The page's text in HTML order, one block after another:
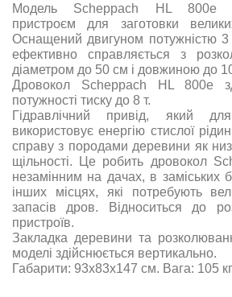
Модель Scheppach HL 800e
пристроєм для заготовки
Оснащений двигуном потужністю 3
ефективно справляється з
діаметром до 50 см і довжиною до
Дровокол Scheppach HL 800e
потужності тиску до 8 т.
Гідравлічний привід, який
використовує енергію стислої
справу з породами деревини як
щільності. Це робить дровокол
незамінним на дачах, в заміських
інших місцях, які потребують
запасів дров. Відноситься до
пристроїв.
Закладка деревини та
моделі здійснюється вертикально.
Габарити: 93х83х147 см. Вага: 105